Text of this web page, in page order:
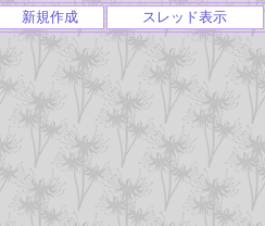
新規作成 スレッド表示